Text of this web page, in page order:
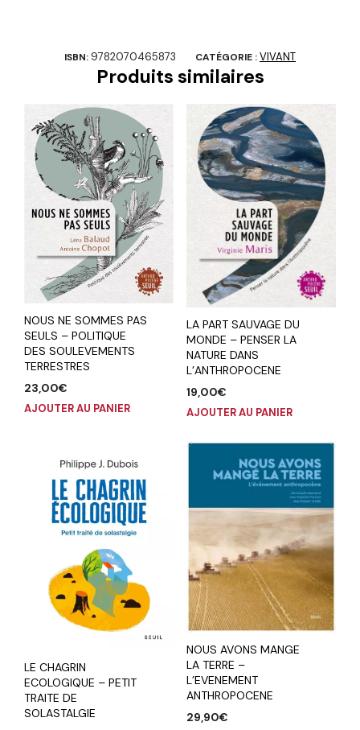
ISBN: 9782070465873 CATÉGORIE :VIVANT
Produits similaires
NOUS NE SOMMES PAS
SEULS – POLITIQUE
DES SOULEVEMENTS
TERRESTRES
23,00€
AJOUTER AU PANIER
LA PART SAUVAGE DU
MONDE – PENSER LA
NATURE DANS
L’ANTHROPOCENE
19,00€
AJOUTER AU PANIER
LE CHAGRIN
ECOLOGIQUE – PETIT
TRAITE DE
SOLASTALGIE
NOUS AVONS MANGE
LA TERRE –
L’EVENEMENT
ANTHROPOCENE
29,90€